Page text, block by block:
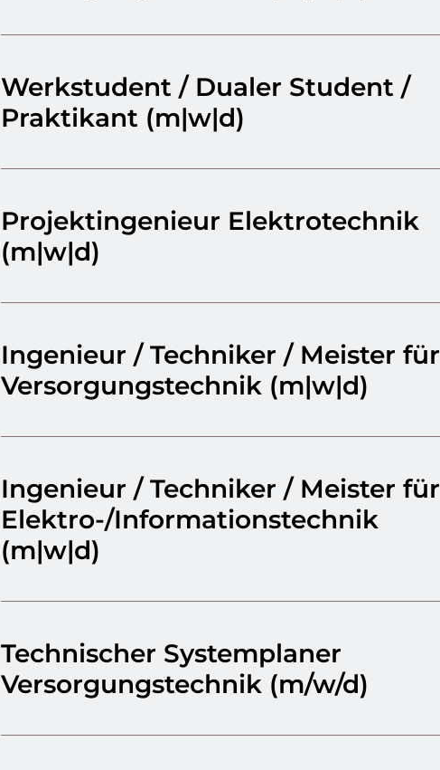
Werkstudent / Dualer Student /
Praktikant (m|w|d)
Projektingenieur Elektrotechnik
(m|w|d)
Ingenieur / Techniker / Meister für
Versorgungstechnik (m|w|d)
Ingenieur / Techniker / Meister für
Elektro-/Informationstechnik
(m|w|d)
Technischer Systemplaner
Versorgungstechnik (m/w/d)